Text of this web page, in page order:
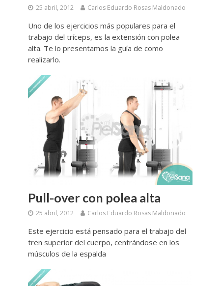
25 abril, 2012 Carlos Eduardo Rosas Maldonado
Uno de los ejercicios más populares para el
trabajo del tríceps, es la extensión con polea
alta. Te lo presentamos la guía de como
realizarlo.
Pull-over con polea alta
25 abril, 2012 Carlos Eduardo Rosas Maldonado
Este ejercicio está pensado para el trabajo del
tren superior del cuerpo, centrándose en los
músculos de la espalda